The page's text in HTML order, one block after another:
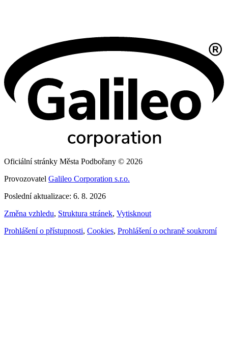
Oficiální stránky Města Podbořany © 2026
Provozovatel Galileo Corporation s.r.o.
Poslední aktualizace: 6. 8. 2026
Změna vzhledu, Struktura stránek, Vytisknout
Prohlášení o přístupnosti, Cookies, Prohlášení o ochraně soukromí